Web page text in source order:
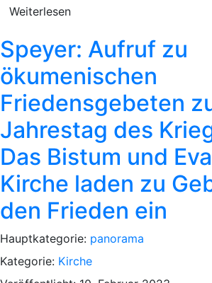
Weiterlesen
Speyer: Aufruf zu
ökumenischen
Friedensgebeten
Jahrestag des
Das Bistum und
Kirche laden zu
den Frieden ein
Hauptkategorie: panorama
Kategorie: Kirche